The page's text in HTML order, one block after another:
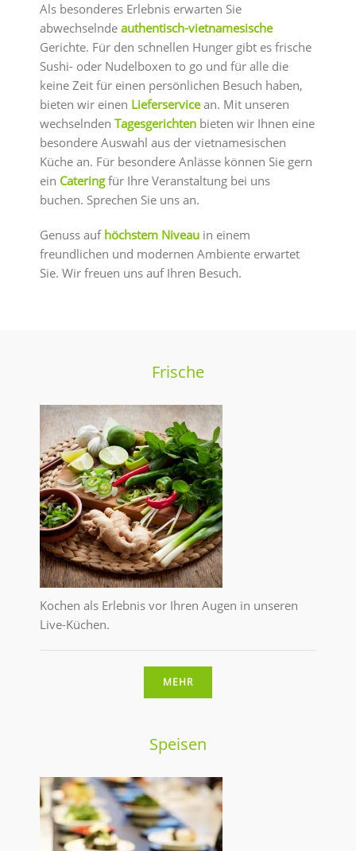
Als besonderes Erlebnis erwarten Sie
abwechselnde authentisch-vietnamesische
Gerichte. Für den schnellen Hunger gibt es frische
Sushi- oder Nudelboxen to go und für alle die
keine Zeit für einen persönlichen Besuch haben,
bieten wir einen Lieferservicean. Mit unseren
wechselnden Tagesgerichten bieten wir Ihnen eine
besondere Auswahl aus der vietnamesischen
Küche an. Für besondere Anlässe können Sie gern
ein Cateringfür Ihre Veranstaltung bei uns
buchen. Sprechen Sie uns an.
Genuss auf höchstem Niveau in einem
freundlichen und modernen Ambiente erwartet
Sie. Wir freuen uns auf Ihren Besuch.
Frische
Kochen als Erlebnis vor Ihren Augen in unseren
Live-Küchen.
MEHR
Speisen